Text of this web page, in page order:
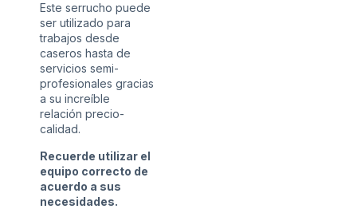
Este serrucho puede
ser utilizado para
trabajos desde
caseros hasta de
servicios semi-
profesionales gracias
a su increíble
relación precio-
calidad.
Recuerde utilizar el
equipo correcto de
acuerdo a sus
necesidades.